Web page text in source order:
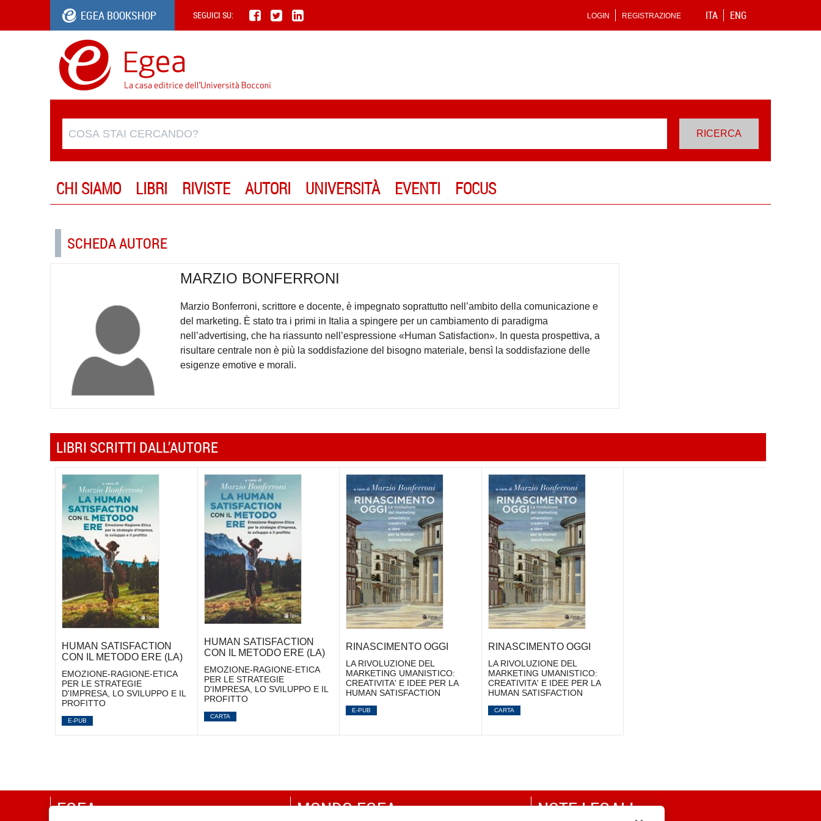
EGEA BOOKSHOP SEGUICI SU: ITA ENG
LOGIN REGISTRAZIONE
CHI SIAMO LIBRI RIVISTE AUTORI UNIVERSITÀ EVENTI FOCUS
SCHEDA AUTORE
MARZIO BONFERRONI
Marzio Bonferroni, scrittore e docente, è impegnato soprattutto nell’ambito della comunicazione e
del marketing. È stato tra i primi in Italia a spingere per un cambiamento di paradigma
nell’advertising, che ha riassunto nell’espressione «Human Satisfaction». In questa prospettiva, a
risultare centrale non è più la soddisfazione del bisogno materiale, bensì la soddisfazione delle
esigenze emotive e morali.
LIBRI SCRITTI DALL’AUTORE
HUMAN SATISFACTION
CON IL METODO ERE (LA)
EMOZIONE-RAGIONE-ETICA
PER LE STRATEGIE
D'IMPRESA, LO SVILUPPO E IL
PROFITTO
E-PUB
HUMAN SATISFACTION
CON IL METODO ERE (LA)
EMOZIONE-RAGIONE-ETICA
PER LE STRATEGIE
D'IMPRESA, LO SVILUPPO E IL
PROFITTO
CARTA
RINASCIMENTO OGGI
LA RIVOLUZIONE DEL
MARKETING UMANISTICO:
CREATIVITA' E IDEE PER LA
HUMAN SATISFACTION
E-PUB
RINASCIMENTO OGGI
LA RIVOLUZIONE DEL
MARKETING UMANISTICO:
CREATIVITA' E IDEE PER LA
HUMAN SATISFACTION
CARTA
EGEA MONDO EGEA NOTE LEGALI